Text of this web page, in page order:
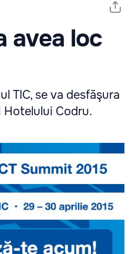
avea loc
TIC, se va desfăşura
Codru.